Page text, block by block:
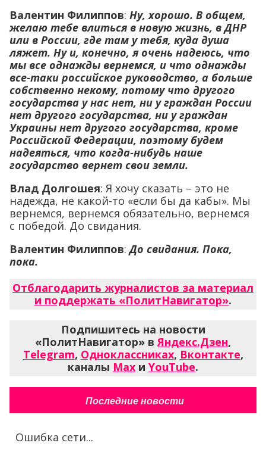
Валентин Филиппов: Ну, хорошо. В общем,
желаю тебе влиться в новую жизнь, в ДНР
или в России, где там у тебя, куда душа
ляжет. Ну и, конечно, я очень надеюсь, что
мы все однажды вернемся, и что однажды
все-таки российское руководство, а больше
собственно некому, потому что другого
государства у нас нет, ни у граждан России
нет другого государства, ни у граждан
Украины нет другого государства, кроме
Российской Федерации, поэтому будем
надеяться, что когда-нибудь наше
государство вернет свои земли.
Влад Долгошея: Я хочу сказать – это не
надежда, не какой-то «если бы да кабы». Мы
вернемся, вернемся обязательно, вернемся
с победой. До свидания.
Валентин Филиппов:До свидания. Пока,
пока.
Отблагодарить журналистов за материал
и поддержать «ПолитНавигатор».
Подпишитесь на новости
«ПолитНавигатор» вЯндекс.Дзен,
Telegram, Одноклассниках, Вконтакте,
каналы Max и YouTube.
Последние новости
Ошибка сети...